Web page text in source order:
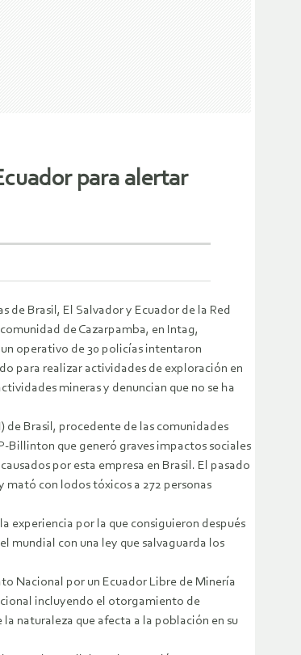
para alertar
de Brasil, El Salvador y Ecuador de la Red
de Cazarpamba, en Intag,
operativo de 30 policías intentaron
para realizar actividades de exploración en
mineras y denuncian que no se ha
de Brasil, procedente de las comunidades
Billinton que generó graves impactos sociales
por esta empresa en Brasil. El pasado
mató con lodos tóxicos a 272 personas
experiencia por la que consiguieron después
mundial con una ley que salvaguarda los
Nacional por un Ecuador Libre de Minería
incluyendo el otorgamiento de
naturaleza que afecta a la población en su